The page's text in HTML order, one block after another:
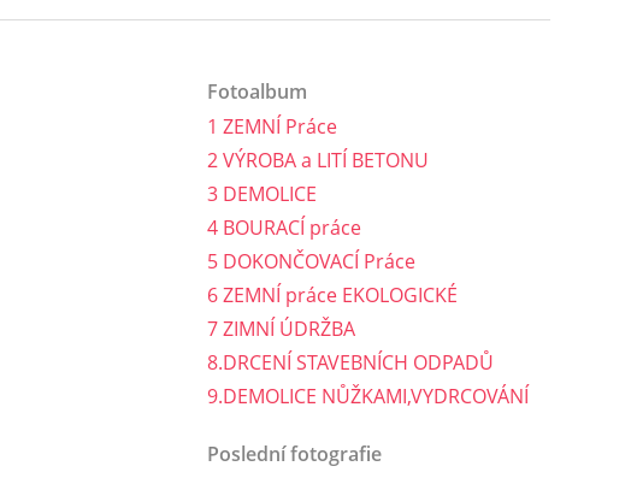
Fotoalbum
1 ZEMNÍ Práce
2 VÝROBA a LITÍ BETONU
3 DEMOLICE
4 BOURACÍ práce
5 DOKONČOVACÍ Práce
6 ZEMNÍ práce EKOLOGICKÉ
7 ZIMNÍ ÚDRŽBA
8.DRCENÍ STAVEBNÍCH ODPADŮ
9.DEMOLICE NŮŽKAMI,VYDRCOVÁNÍ
Poslední fotografie